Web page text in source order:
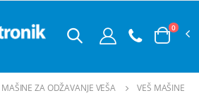
0
MAŠINE ZA ODŽAVANJE VEŠA
VEŠ MAŠINE